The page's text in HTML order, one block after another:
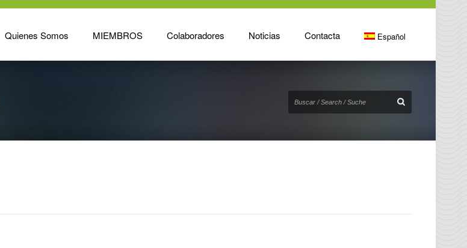
Quienes Somos MIEMBROS Colaboradores Noticias Contacta Español